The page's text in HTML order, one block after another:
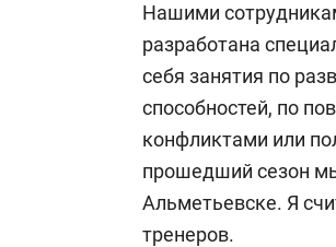
Нашими
разработана
себя занятия по
способностей, по
конфликтами или
прошедший сезон
Альметьевске. Я
тренеров.